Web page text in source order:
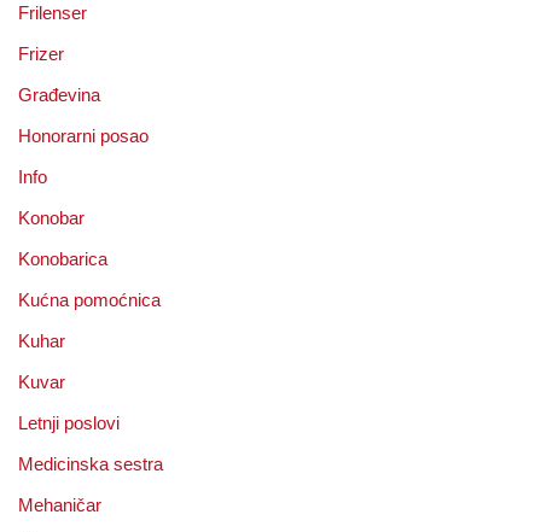
Frilenser
Frizer
Građevina
Honorarni posao
Info
Konobar
Konobarica
Kućna pomoćnica
Kuhar
Kuvar
Letnji poslovi
Medicinska sestra
Mehaničar